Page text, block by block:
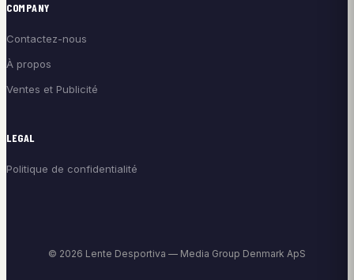
COMPANY
Contactez-nous
À propos
Ventes et Publicité
LEGAL
Politique de confidentialité
© 2026 Lente Desportiva — Media Group Denmark ApS